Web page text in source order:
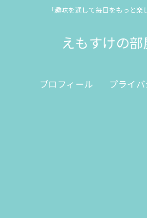
「趣味を通して毎日をもっと楽
えもすけの部
プロフィール